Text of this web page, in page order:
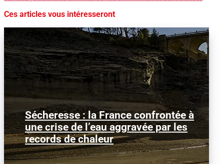
Ces articles vous intéresseront
Sécheresse : la France confrontée à
une crise de l’eau aggravée par les
records de chaleur
Image d'illustration : Le Tage à sec dans
la région de Guadalajara, en Espagne.
La France traverse...